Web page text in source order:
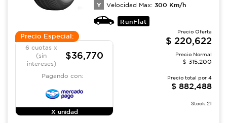
Y Velocidad Max: 300 Km/h
RunFlat
Precio Especial:
6 cuotas x
(sin
intereses)
$36,770
Pagando con:
X unidad
Precio Oferta
$ 220,622
Precio Normal
$ 315,200
Precio total por 4
$ 882,488
Stock:21